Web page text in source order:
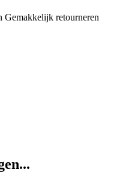
Gemakkelijk retourneren